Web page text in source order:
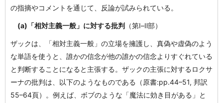
の指摘やコメントを通じて、反論が試みられている。
(a)「相対主義一般」に対する批判 （第Ⅰ–Ⅱ部）
ザックは、「相対主義一般」の立場を擁護し、真偽や虚偽のよう
な単語を使うと、誰かの信念が他の誰かの信念よりすぐれている
と判断することになると主張する。ザックの主張に対するロクサ
ーナの批判は、以下のようなものである（原書:pp.44–51, 邦訳
55–64頁）。例えば、ボブのような「魔法に効き目がある」と